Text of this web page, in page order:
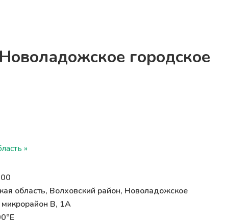
городское
»
область, Волховский район, Новоладожское
микрорайон В, 1А